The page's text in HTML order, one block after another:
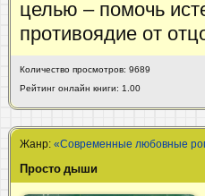
целью – помочь
противоядие от
Количество просмотров: 9689
Рейтинг онлайн книги: 1.00
Жанр:«Современные любовные
Просто дыши